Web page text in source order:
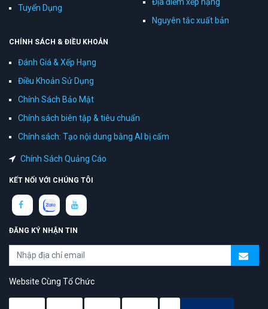
Tuyển Dụng
Nguyên tắc xuất bản
CHÍNH SÁCH & ĐIỀU KHOẢN
Đánh Giá & Xếp Hạng
Điều Khoản Sử Dụng
Chính Sách Bảo Mật
Chính sách biên tập & tiêu chuẩn
Chính sách: Tạo nội dung bằng AI bị cấm
Chính Sách Quảng Cáo
KẾT NỐI VỚI CHÚNG TÔI
ĐĂNG KÝ NHẬN TIN
Website Cùng Tổ Chức